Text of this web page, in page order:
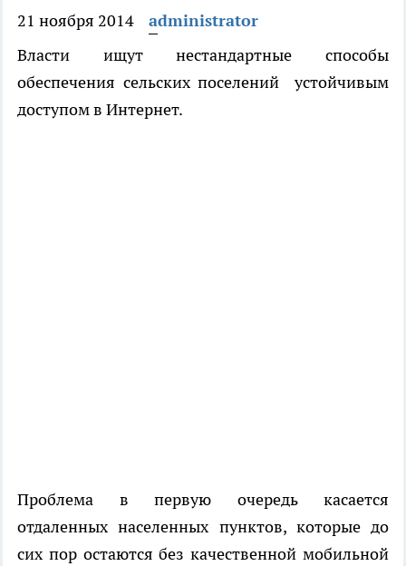
21 ноября 2014
administrator
Власти ищут нестандартные способы
обеспечения сельских поселений устойчивым
доступом в Интернет.
Проблема в первую очередь касается
отдаленных населенных пунктов, которые до
сих пор остаются без качественной мобильной